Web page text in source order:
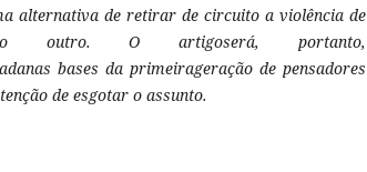
alternativa de retirar de circuito a violência de
do outro.O artigoserá, portanto,
bases da primeirageração de pensadores
de esgotar o assunto.